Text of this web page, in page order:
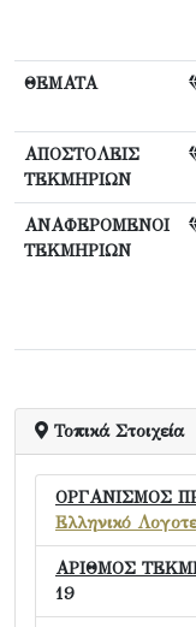
ΘΕΜΑΤΑ
ΑΠΟΣΤΟΛΕΙΣ
ΤΕΚΜΗΡΙΩΝ
ΑΝΑΦΕΡΟΜΕΝΟΙ
ΤΕΚΜΗΡΙΩΝ
Τοπικά Στοιχεία
ΟΡΓΑΝΙΣΜΟΣ
Ελληνικό
ΑΡΙΘΜΟΣ
19